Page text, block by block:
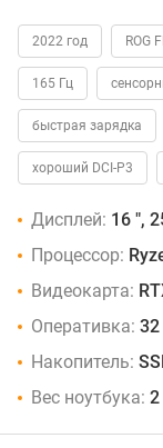
2022 год ROG
165 Гц
быстрая зарядка
хороший DCI-P3
Дисплей: 16 ",
Процессор:
Видеокарта:
Оперативка:
Накопитель:
Вес ноутбука: 2